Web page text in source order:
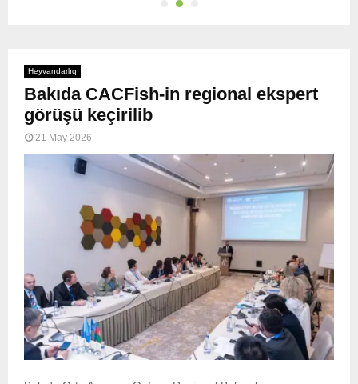
Heyvandarlıq
Bakıda CACFish-in regional ekspert
görüşü keçirilib
21 May 2026